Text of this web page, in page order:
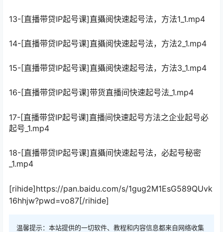
13-[直播带贷IP起号课]直攝阅快速起号法，方法1_1.mp4
14-[直播带贷IP起号课]直攝阅快速起号法，方法2_1.mp4
15-[直播带贷IP起号课]直攝阅快速起号法，方法3_1.mp4
16-[直播带贷IP起号课]带货直播间快速起号法_1.mp4
17-[直播带贷IP起号课]直播间快速起号方法之企业起号必
起号_1.mp4
18-[直播带贷IP起号课]直攝间快速起号法，必起号秘密
_1.mp4
[rihide]https://pan.baidu.com/s/1gug2M1EsG589QUvk
16hhjw?pwd=vo87[/rihide]
温馨提示：本站提供的一切软件、教程和内容信息都来自网络收集